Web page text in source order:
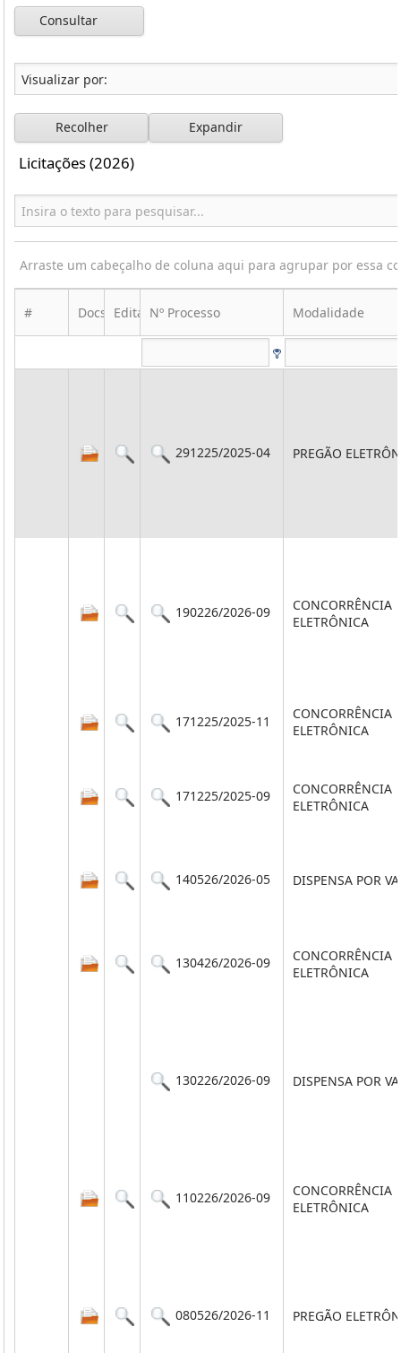
Consultar
Recolher Expandir
Licitações (2026)
Arraste um cabeçalho de coluna aqui para agrupar por essa
# Docs Edital Nº Processo Modalidade
291225/2025-04 PREGÃO
190226/2026-09
CONCORRÊNCIA
ELETRÔNICA
171225/2025-11
CONCORRÊNCIA
ELETRÔNICA
171225/2025-09
CONCORRÊNCIA
ELETRÔNICA
140526/2026-05 DISPENSA POR
130426/2026-09
CONCORRÊNCIA
ELETRÔNICA
130226/2026-09 DISPENSA POR
110226/2026-09
CONCORRÊNCIA
ELETRÔNICA
080526/2026-11 PREGÃO